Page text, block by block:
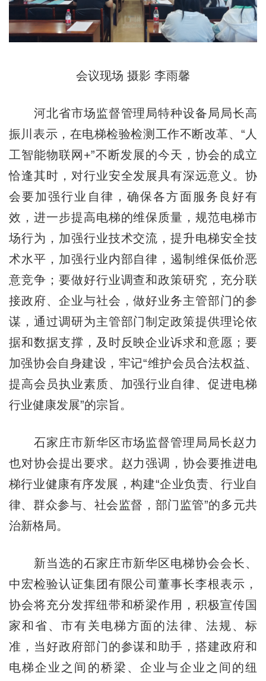
会议现场 摄影 李雨馨
河北省市场监督管理局特种设备局局长高
振川表示，在电梯检验检测工作不断改革、“人
工智能物联网+”不断发展的今天，协会的成立
恰逢其时，对行业安全发展具有深远意义。协
会要加强行业自律，确保各方面服务良好有
效，进一步提高电梯的维保质量，规范电梯市
场行为，加强行业技术交流，提升电梯安全技
术水平，加强行业内部自律，遏制维保低价恶
意竞争；要做好行业调查和政策研究，充分联
接政府、企业与社会，做好业务主管部门的参
谋，通过调研为主管部门制定政策提供理论依
据和数据支撑，及时反映企业诉求和意愿；要
加强协会自身建设，牢记“维护会员合法权益、
提高会员执业素质、加强行业自律、促进电梯
行业健康发展”的宗旨。
石家庄市新华区市场监督管理局局长赵力
也对协会提出要求。赵力强调，协会要推进电
梯行业健康有序发展，构建“企业负责、行业自
律、群众参与、社会监督，部门监管”的多元共
治新格局。
新当选的石家庄市新华区电梯协会会长、
中宏检验认证集团有限公司董事长李根表示，
协会将充分发挥纽带和桥梁作用，积极宣传国
家和省、市有关电梯方面的法律、法规、标
准，当好政府部门的参谋和助手，搭建政府和
电梯企业之间的桥梁、企业与企业之间的纽